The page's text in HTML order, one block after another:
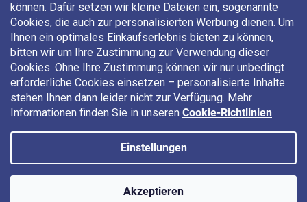
können. Dafür setzen wir kleine Dateien ein, sogenannte
Cookies, die auch zur personalisierten Werbung dienen. Um
Ihnen ein optimales Einkaufserlebnis bieten zu können,
bitten wir um Ihre Zustimmung zur Verwendung dieser
Cookies. Ohne Ihre Zustimmung können wir nur unbedingt
erforderliche Cookies einsetzen – personalisierte Inhalte
stehen Ihnen dann leider nicht zur Verfügung. Mehr
Informationen finden Sie in unseren Cookie-Richtlinien.
Einstellungen
Akzeptieren
Für Aktionen, Gewinnspiele und Rabatte folgen Sie uns auf:
Copyright 2026 LAVONIO.at. Alle Rechte vorbehalten.